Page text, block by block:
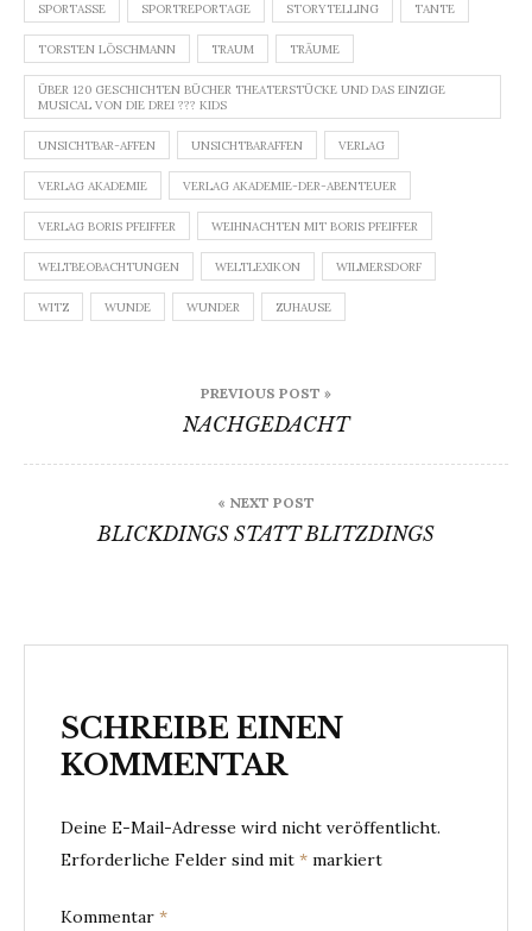
SPORTASSE SPORTREPORTAGE STORYTELLING TANTE
TORSTEN LÖSCHMANN TRAUM TRÄUME
ÜBER 120 GESCHICHTEN BÜCHER THEATERSTÜCKE UND DAS EINZIGE
MUSICAL VON DIE DREI ??? KIDS
UNSICHTBAR-AFFEN UNSICHTBARAFFEN VERLAG
VERLAG AKADEMIE VERLAG AKADEMIE-DER-ABENTEUER
VERLAG BORIS PFEIFFER WEIHNACHTEN MIT BORIS PFEIFFER
WELTBEOBACHTUNGEN WELTLEXIKON WILMERSDORF
WITZ WUNDE WUNDER ZUHAUSE
PREVIOUS POST »
NACHGEDACHT
« NEXT POST
BLICKDINGS STATT BLITZDINGS
SCHREIBE EINEN
KOMMENTAR
Deine E-Mail-Adresse wird nicht veröffentlicht.
Erforderliche Felder sind mit * markiert
Kommentar *